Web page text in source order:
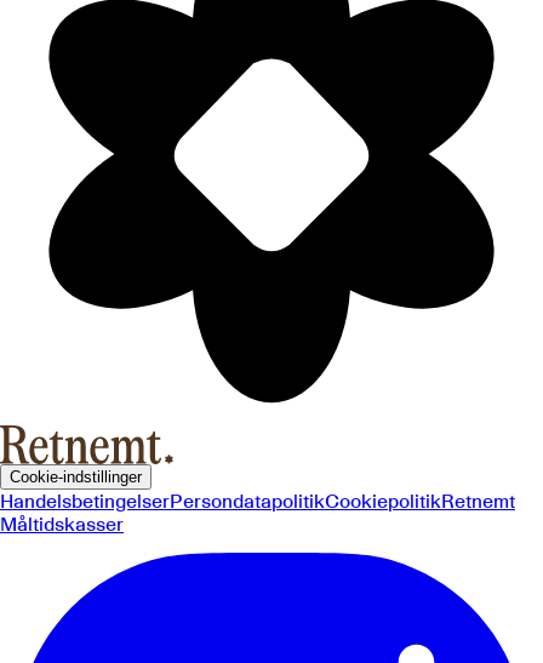
Cookie-indstillinger
HandelsbetingelserPersondatapolitikCookiepolitikRetnemt
Måltidskasser